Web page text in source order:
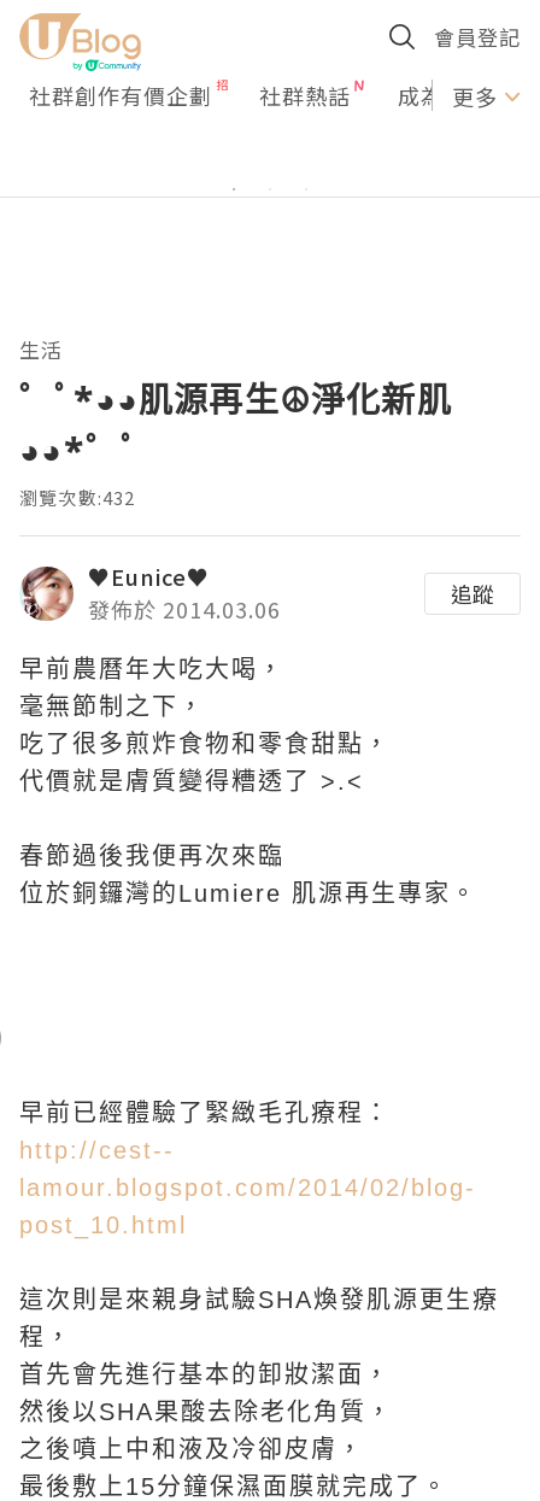
會員登記
社群創作有價企劃 社群熱話 成為U更多
生活
゜ﾟ*◕◕肌源再生☮淨化新肌
◕◕*゜ﾟ
瀏覽次數:432
♥Eunice♥
發佈於 2014.03.06
追蹤
早前農曆年大吃大喝，
毫無節制之下，
吃了很多煎炸食物和零食甜點，
代價就是膚質變得糟透了 >.<
春節過後我便再次來臨
位於銅鑼灣的Lumiere 肌源再生專家。
早前已經體驗了緊緻毛孔療程：
http://cest--
lamour.blogspot.com/2014/02/blog-
post_10.html
這次則是來親身試驗SHA煥發肌源更生療
程，
首先會先進行基本的卸妝潔面，
然後以SHA果酸去除老化角質，
之後噴上中和液及冷卻皮膚，
最後敷上15分鐘保濕面膜就完成了。